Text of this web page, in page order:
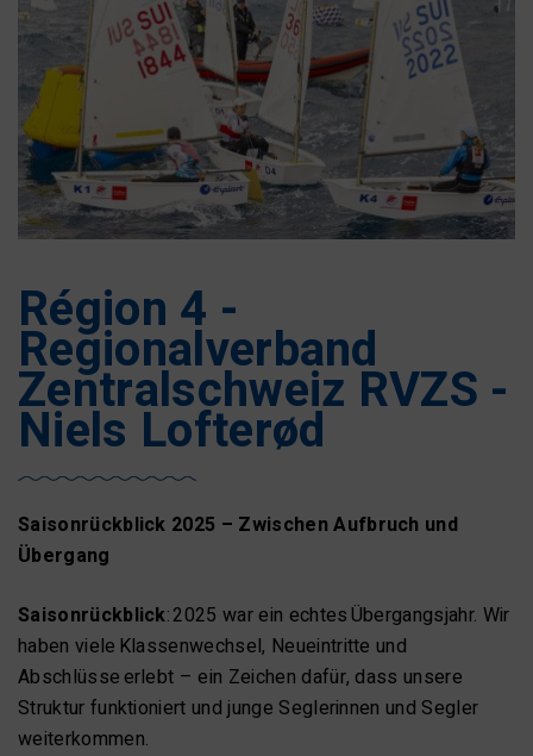
Région 4 -
Regionalverband
Zentralschweiz RVZS -
Niels Lofterød
Saisonrückblick 2025 – Zwischen Aufbruch und
Übergang
Saisonrückblick: 2025 war ein echtes Übergangsjahr. Wir
haben viele Klassenwechsel, Neueintritte und
Abschlüsse erlebt – ein Zeichen dafür, dass unsere
Struktur funktioniert und junge Seglerinnen und Segler
weiterkommen.